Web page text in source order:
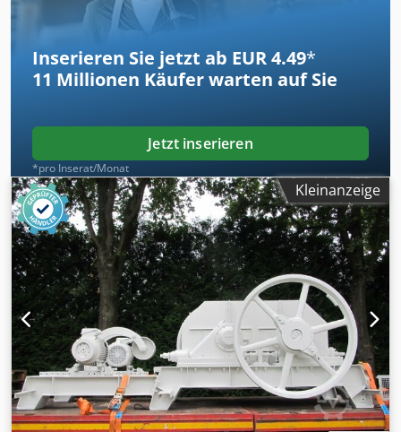
Inserieren Sie jetzt ab EUR 4.49*
11 Millionen Käufer warten auf Sie
Jetzt inserieren
*pro Inserat/Monat
Kleinanzeige